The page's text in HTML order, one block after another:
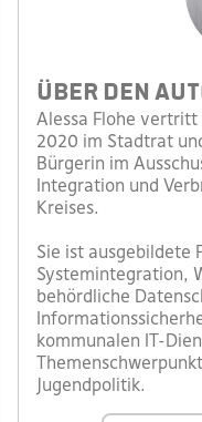
Über den
Alessa Flohe
2020 im Stadtrat
Bürgerin im
Integration und
Kreises.
Sie ist ausgebildete
Systemintegration,
behördliche
kommunalen IT-
Jugendpolitik.